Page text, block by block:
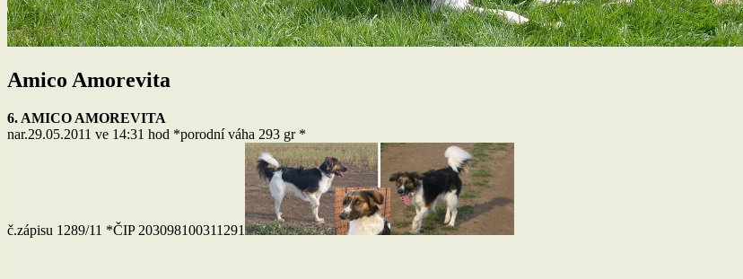
Amico Amorevita
6. AMICO AMOREVITA
nar.29.05.2011 ve 14:31 hod *porodní váha 293 gr *
č.zápisu 1289/11 *ČIP 203098100311291